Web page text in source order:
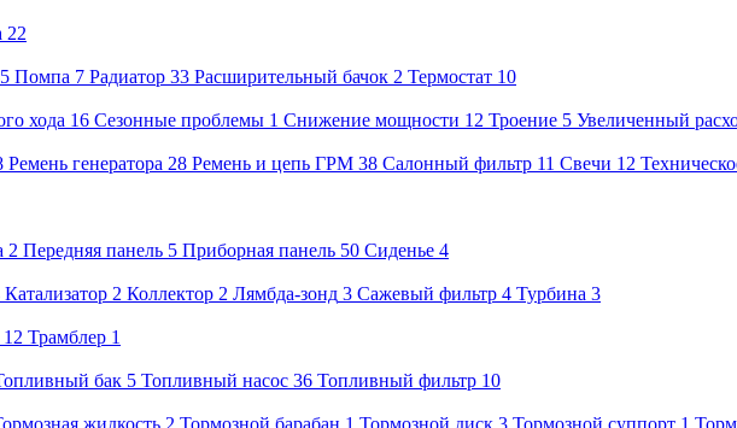
22
Помпа 7 Радиатор 33 Расширительный бачок 2 Термостат 10
хода 16 Сезонные проблемы 1 Снижение мощности 12 Троение 5 Увеличенный
Ремень генератора 28 Ремень и цепь ГРМ 38 Салонный фильтр 11 Свечи 12
2 Передняя панель 5 Приборная панель 50 Сиденье 4
Катализатор 2 Коллектор 2 Лямбда-зонд 3 Сажевый фильтр 4 Турбина 3
12 Трамблер 1
бак 5 Топливный насос 36 Топливный фильтр 10
жидкость 2 Тормозной барабан 1 Тормозной диск 3 Тормозной суппорт 1